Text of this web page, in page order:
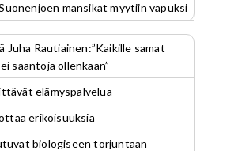
mansikat myytiin vapuksi
Juha Rautiainen:”Kaikille samat
sääntöjä ollenkaan”
elämyspalvelua
erikoisuuksia
biologiseen torjuntaan